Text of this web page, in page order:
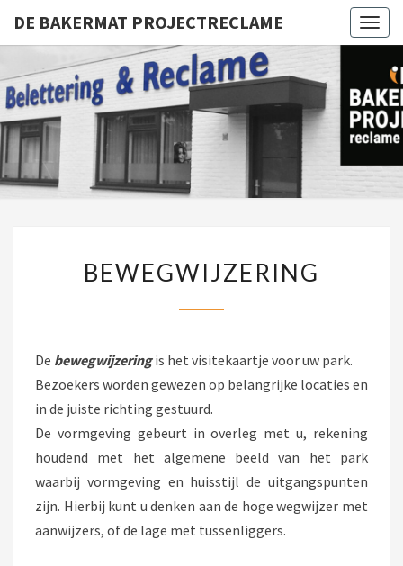
DE BAKERMAT PROJECTRECLAME
DE
BEWEGWIJZERING
De bewegwijzeringis het visitekaartje voor uw park.
Bezoekers worden gewezen op belangrijke locaties en
in de juiste richting gestuurd.
De vormgeving gebeurt in overleg met u, rekening
houdend met het algemene beeld van het park
waarbij vormgeving en huisstijl de uitgangspunten
zijn. Hierbij kunt u denken aan de hoge wegwijzer met
aanwijzers, of de lage met tussenliggers.